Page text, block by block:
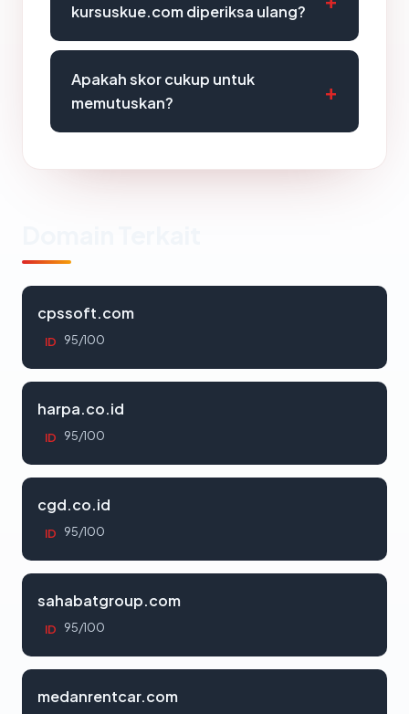
kursuskue.com diperiksa ulang?
Apakah skor cukup untuk
memutuskan?
cpssoft.com
ID 95/100
harpa.co.id
ID 95/100
cgd.co.id
ID 95/100
sahabatgroup.com
ID 95/100
medanrentcar.com